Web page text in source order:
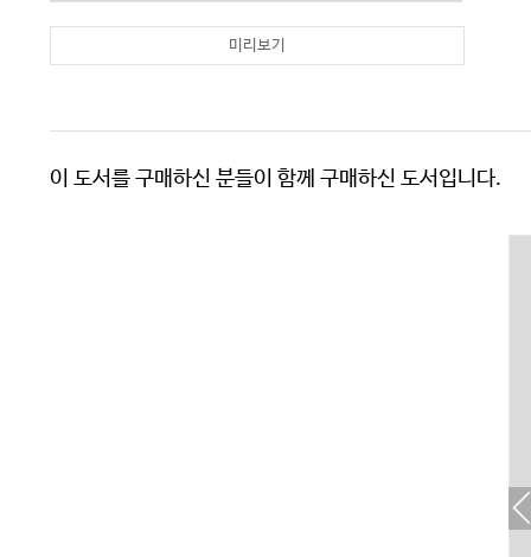
미리보기
이 도서를 구매하신 분들이 함께 구매하신 도서입니다.